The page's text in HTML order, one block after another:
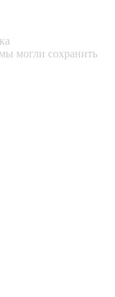
могли сохранить